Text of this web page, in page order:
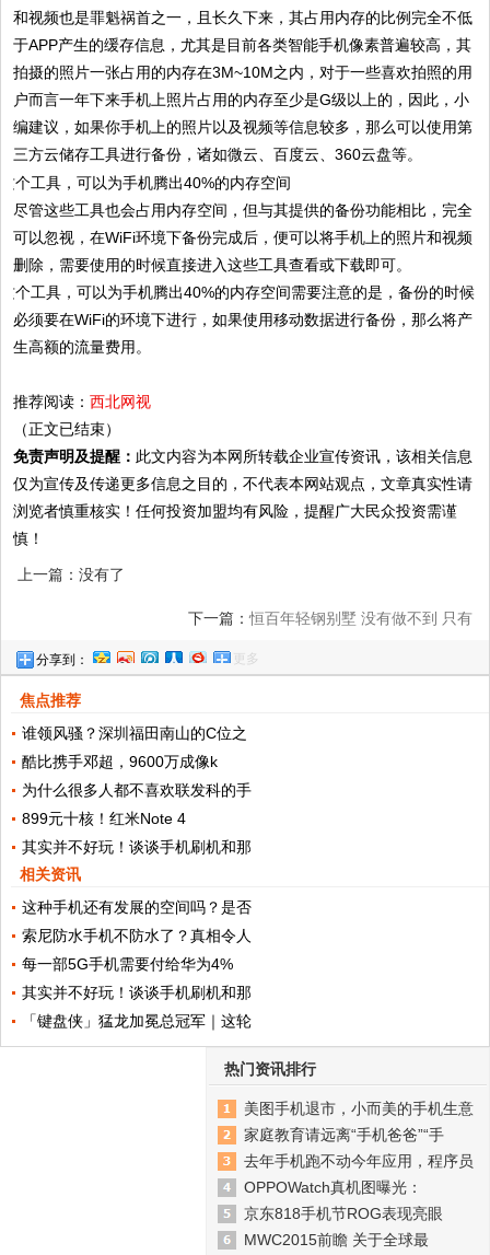
和视频也是罪魁祸首之一，且长久下来，其占用内存的比例完全不低
于APP产生的缓存信息，尤其是目前各类智能手机像素普遍较高，其
拍摄的照片一张占用的内存在3M~10M之内，对于一些喜欢拍照的用
户而言一年下来手机上照片占用的内存至少是G级以上的，因此，小
编建议，如果你手机上的照片以及视频等信息较多，那么可以使用第
三方云储存工具进行备份，诸如微云、百度云、360云盘等。
尽管这些工具也会占用内存空间，但与其提供的备份功能相比，完全
可以忽视，在WiFi环境下备份完成后，便可以将手机上的照片和视频
删除，需要使用的时候直接进入这些工具查看或下载即可。
需要注意的是，备份的时候
必须要在WiFi的环境下进行，如果使用移动数据进行备份，那么将产
生高额的流量费用。
推荐阅读：西北网视
（正文已结束）
免责声明及提醒： 此文内容为本网所转载企业宣传资讯，该相关信息
仅为宣传及传递更多信息之目的，不代表本网站观点，文章真实性请
浏览者慎重核实！任何投资加盟均有风险，提醒广大民众投资需谨
慎！
上一篇：没有了
下一篇：恒百年轻钢别墅 没有做不到 只有
分享到： 更多
焦点推荐
谁领风骚？深圳福田南山的C位之
酷比携手邓超，9600万成像k
为什么很多人都不喜欢联发科的手
899元十核！红米Note 4
其实并不好玩！谈谈手机刷机和那
相关资讯
这种手机还有发展的空间吗？是否
索尼防水手机不防水了？真相令人
每一部5G手机需要付给华为4%
其实并不好玩！谈谈手机刷机和那
「键盘侠」猛龙加冕总冠军｜这轮
热门资讯排行
美图手机退市，小而美的手机生意
家庭教育请远离“手机爸爸”“手
去年手机跑不动今年应用，程序员
OPPOWatch真机图曝光：
京东818手机节ROG表现亮眼
MWC2015前瞻 关于全球最